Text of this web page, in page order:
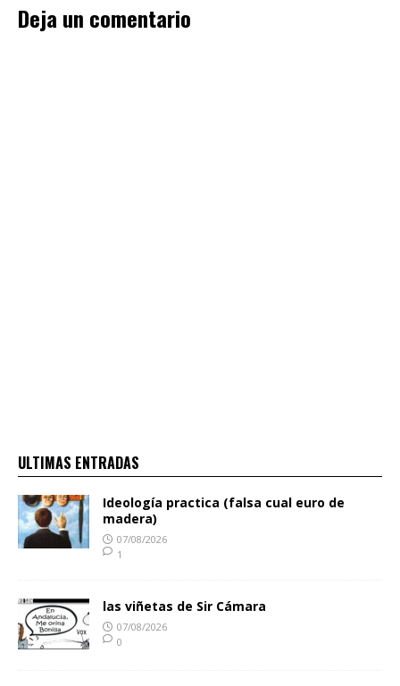
Deja un comentario
ULTIMAS ENTRADAS
Ideología practica (falsa cual euro de
madera)
07/08/2026
1
las viñetas de Sir Cámara
07/08/2026
0